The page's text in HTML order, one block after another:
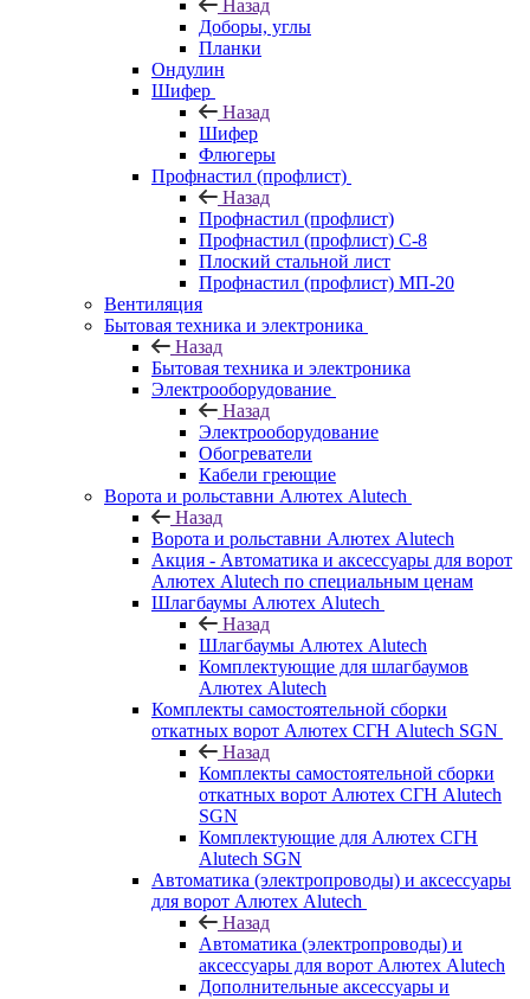
Назад
Доборы, углы
Планки
Ондулин
Шифер
Назад
Шифер
Флюгеры
Профнастил (профлист)
Назад
Профнастил (профлист)
Профнастил (профлист) С-8
Плоский стальной лист
Профнастил (профлист) МП-20
Вентиляция
Бытовая техника и электроника
Назад
Бытовая техника и электроника
Электрооборудование
Назад
Электрооборудование
Обогреватели
Кабели греющие
Ворота и рольставни Алютех Alutech
Назад
Ворота и рольставни Алютех Alutech
Акция - Автоматика и аксессуары для ворот
Алютех Alutech по специальным ценам
Шлагбаумы Алютех Alutech
Назад
Шлагбаумы Алютех Alutech
Комплектующие для шлагбаумов
Алютех Alutech
Комплекты самостоятельной сборки
откатных ворот Алютех СГН Alutech SGN
Назад
Комплекты самостоятельной сборки
откатных ворот Алютех СГН Alutech
SGN
Комплектующие для Алютех СГН
Alutech SGN
Автоматика (электропроводы) и аксессуары
для ворот Алютех Alutech
Назад
Автоматика (электропроводы) и
аксессуары для ворот Алютех Alutech
Дополнительные аксессуары и